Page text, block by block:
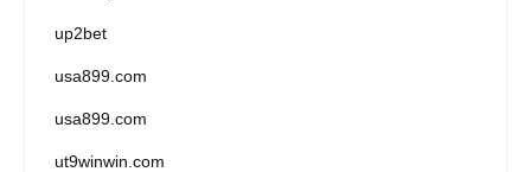
up2bet
usa899.com
usa899.com
ut9winwin.com